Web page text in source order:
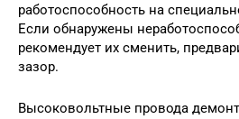
работоспособность на
Если обнаружены
рекомендует их сменить,
зазор.
Высоковольтные провода